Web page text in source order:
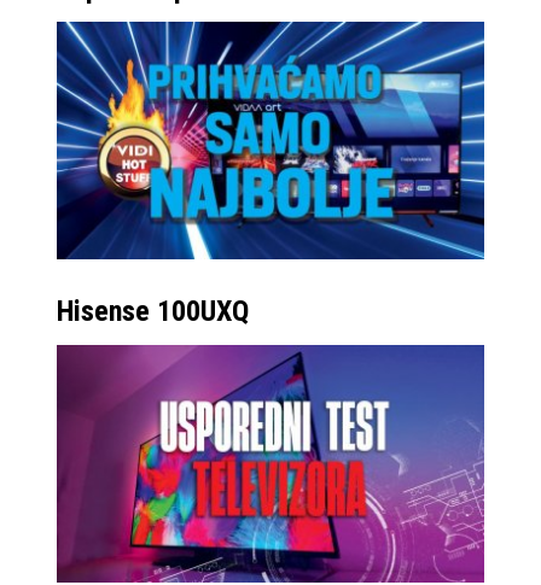
Hisense 100UXQ